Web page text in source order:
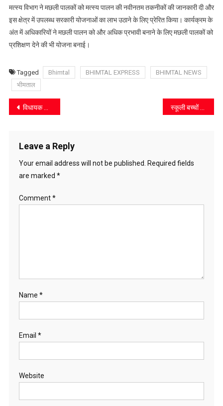
मत्स्य विभाग ने मछली पालकों को मत्स्य पालन की नवीनतम तकनीकों की जानकारी दी और
इस क्षेत्र में उपलब्ध सरकारी योजनाओं का लाभ उठाने के लिए प्रेरित किया। कार्यक्रम के
अंत में अधिकारियों ने मछली पालन को और अधिक प्रभावी बनाने के लिए मछली पालकों को
प्रशिक्षण देने की भी योजना बनाई।
Tagged Bhimtal BHIMTAL EXPRESS
BHIMTAL NEWS
भीमताल
Post
विधायक कैड़ा ने मुख्यमंत्री से की क्षेत्रीय समस्याओं के समाधान की मांग
Leave a Reply
Your email address will not be published.
Required fields
are marked *
Comment*
Name *
Email *
Website